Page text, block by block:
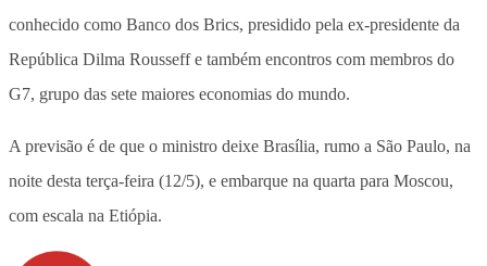
conhecido como Banco dos Brics, presidido pela ex-presidente da
República Dilma Rousseff e também encontros com membros do
G7, grupo das sete maiores economias do mundo.
A previsão é de que o ministro deixe Brasília, rumo a São Paulo, na
noite desta terça-feira (12/5), e embarque na quarta para Moscou,
com escala na Etiópia.